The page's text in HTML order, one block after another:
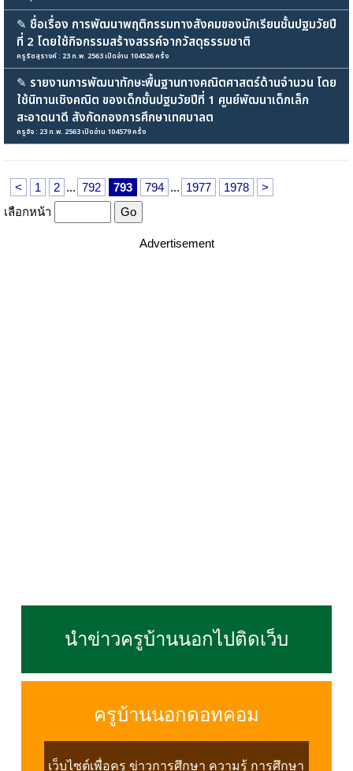
✎ ชื่อเรื่อง การพัฒนาพฤติกรรมทางสังคมของนักเรียนชั้นปฐมวัยปี
ที่ 2 โดยใช้กิจกรรมสร้างสรรค์จากวัสดุธรรมชาติ
ครูรัชสุรางค์ : 23 ก.พ. 2563 เปิดอ่าน 104526 ครั้ง
✎ รายงานการพัฒนาทักษะพื้นฐานทางคณิตศาสตร์ด้านจำนวน โดย
ใช้นิทานเชิงคณิต ของเด็กชั้นปฐมวัยปีที่ 1 ศูนย์พัฒนาเด็กเล็ก
สะอาดนาดี สังกัดกองการศึกษาเทศบาลต
ครูอัจ : 23 ก.พ. 2563 เปิดอ่าน 104579 ครั้ง
< 1 2 ... 792 793 794 ... 1977 1978
>
เลือกหน้า
Advertisement
นำข่าวครูบ้านนอกไปติดเว็บ
ครูบ้านนอกดอทคอม
เว็บไซต์เพื่อครู ข่าวการศึกษา ความรู้ การศึกษา